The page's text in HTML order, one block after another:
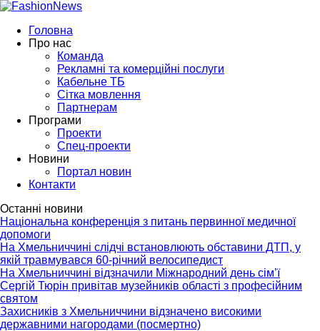
Головна
Про нас
Команда
Рекламні та комерційні послуги
Кабельне ТБ
Сітка мовлення
Партнерам
Програми
Проекти
Спец-проекти
Новини
Портал новин
Контакти
Останні новини
Національна конференція з питань первинної медичної
допомоги
На Хмельниччині слідчі встановлюють обставини ДТП, у
якій травмувався 60-річний велосипедист
На Хмельниччині відзначили Міжнародний день сім’ї
Сергій Тюрін привітав музейників області з професійним
святом
Захисників з Хмельниччини відзначено високими
державними нагородами (посмертно)